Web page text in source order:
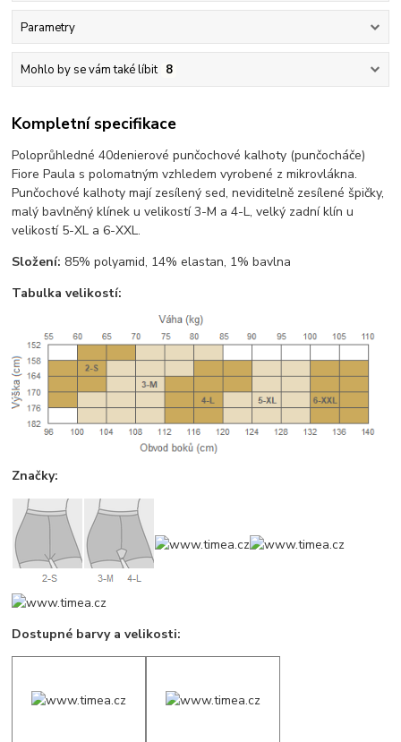
Parametry
Mohlo by se vám také líbit 8
Kompletní specifikace
Poloprůhledné 40denierové punčochové kalhoty (punčocháče)
Fiore Paula s polomatným vzhledem vyrobené z mikrovlákna.
Punčochové kalhoty mají zesílený sed, neviditelně zesílené špičky,
malý bavlněný klínek u velikostí 3-M a 4-L, velký zadní klín u
velikostí 5-XL a 6-XXL.
Složení: 85% polyamid, 14% elastan, 1% bavlna
Tabulka velikostí:
Značky:
Dostupné barvy a velikosti: